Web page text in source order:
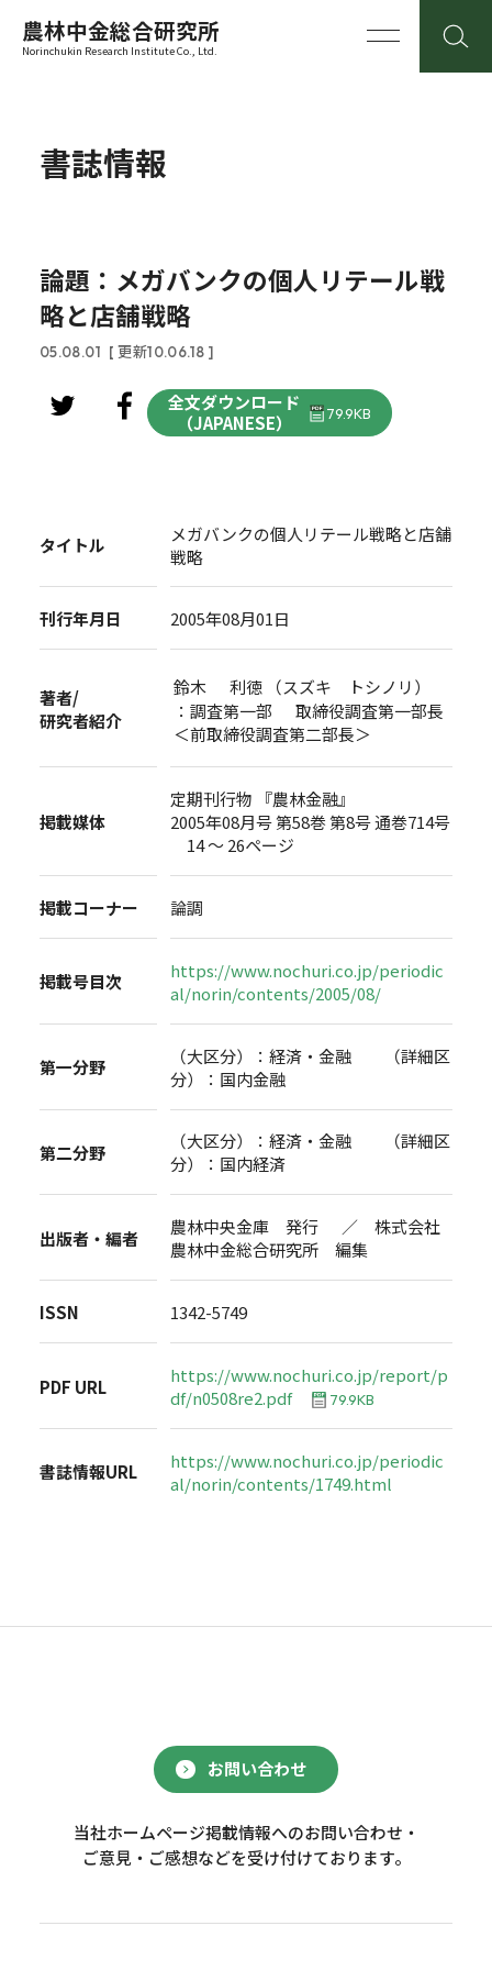
農林中金総合研究所
Norinchukin Research Institute Co., Ltd.
書誌情報
論題：メガバンクの個人リテール戦
略と店舗戦略
05.08.01 [ 更新10.06.18 ]
全文ダウンロード
（JAPANESE）
79.9KB
タイトル
メガバンクの個人リテール戦略と店舗
戦略
刊行年月日 2005年08月01日
著者/
研究者紹介
鈴木 利徳 （スズキ トシノリ）
：調査第一部 取締役調査第一部長
＜前取締役調査第二部長＞
掲載媒体
定期刊行物 『農林金融』
2005年08月号 第58巻 第8号 通巻714号
14 ～ 26ページ
掲載コーナー 論調
掲載号目次
https://www.nochuri.co.jp/periodic
al/norin/contents/2005/08/
第一分野
（大区分）：経済・金融 （詳細区
分）：国内金融
第二分野
（大区分）：経済・金融 （詳細区
分）：国内経済
出版者・編者
農林中央金庫 発行 ／ 株式会社
農林中金総合研究所 編集
ISSN 1342-5749
PDF URL
https://www.nochuri.co.jp/report/p
df/n0508re2.pdf
79.9KB
書誌情報URL
https://www.nochuri.co.jp/periodic
al/norin/contents/1749.html
お問い合わせ
当社ホームページ掲載情報へのお問い合わせ・
ご意見・ご感想などを受け付けております。